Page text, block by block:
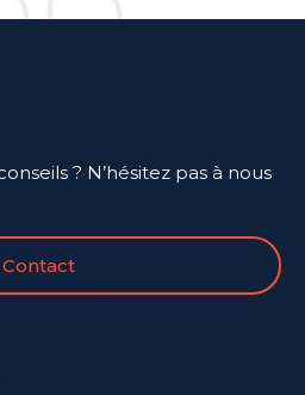
? N’hésitez pas à nous
Contact